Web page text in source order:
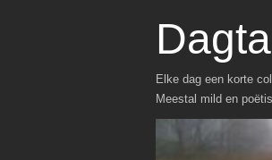
Elke dag een korte
Meestal mild en